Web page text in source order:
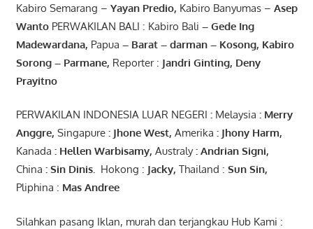
Kabiro Semarang – Yayan Predio, Kabiro Banyumas – Asep
WantoPERWAKILAN BALI : Kabiro Bali – Gede Ing
Madewardana, Papua – Barat – darman– Kosong, Kabiro
Sorong– Parmane, Reporter : Jandri Ginting, Deny
Prayitno
PERWAKILAN INDONESIA LUAR NEGERI : Melaysia : Merry
Anggre, Singapure: JhoneWest, Amerika : JhonyHarm,
Kanada : Hellen Warbisamy, Australy: Andrian Signi,
China : Sin Dinis. Hokong : Jacky, Thailand : Sun Sin,
Pliphina : Mas Andree
Silahkan pasang Iklan, murah dan terjangkau Hub Kami :